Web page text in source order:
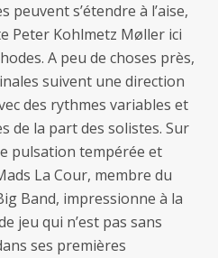
s’étendre à l’aise,
Peter Kohlmetz Møller ici
A peu de choses près,
suivent une direction
des rythmes variables et
de la part des solistes. Sur
pulsation tempérée et
La Cour, membre du
Band, impressionne à la
jeu qui n’est pas sans
ses premières